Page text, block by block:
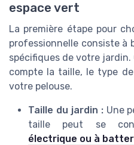
espace vert
La première étape pour
professionnelle consiste à
spécifiques de votre jardin.
compte la taille, le type
votre pelouse.
Taille du jardin :Une
taille peut se
électrique ou à